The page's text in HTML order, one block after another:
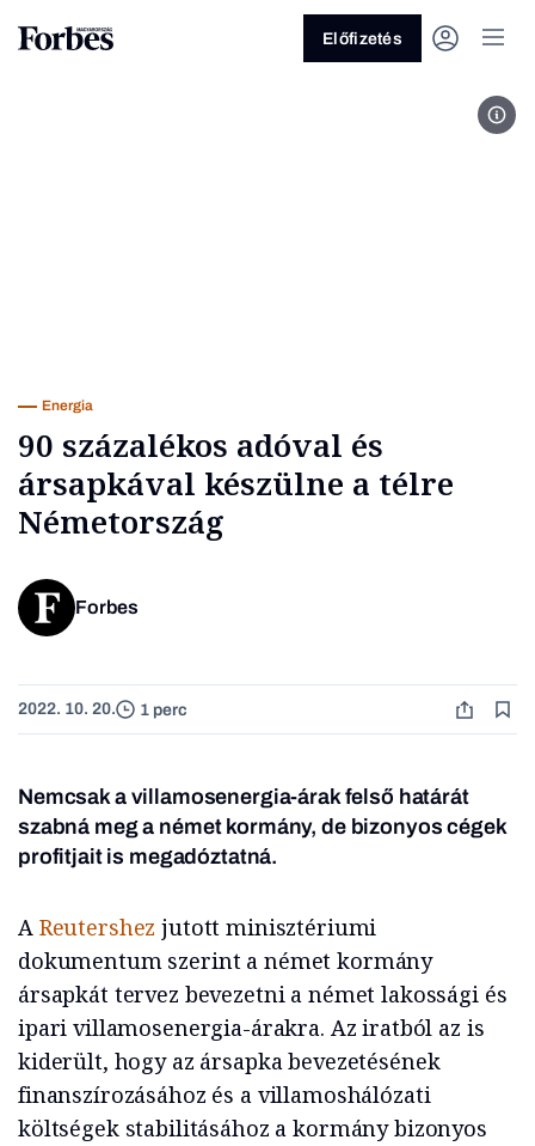
Előfizetés
Energia
90 százalékos adóval és
ársapkával készülne a télre
Németország
Forbes
2022. 10. 20. 1 perc
Nemcsak a villamosenergia-árak felső határát
szabná meg a német kormány, de bizonyos cégek
profitjait is megadóztatná.
A Reutershez jutott minisztériumi
dokumentum szerint a német kormány
ársapkát tervez bevezetni a német lakossági és
ipari villamosenergia-árakra. Az iratból az is
kiderült, hogy az ársapka bevezetésének
finanszírozásához és a villamoshálózati
költségek stabilitásához a kormány bizonyos